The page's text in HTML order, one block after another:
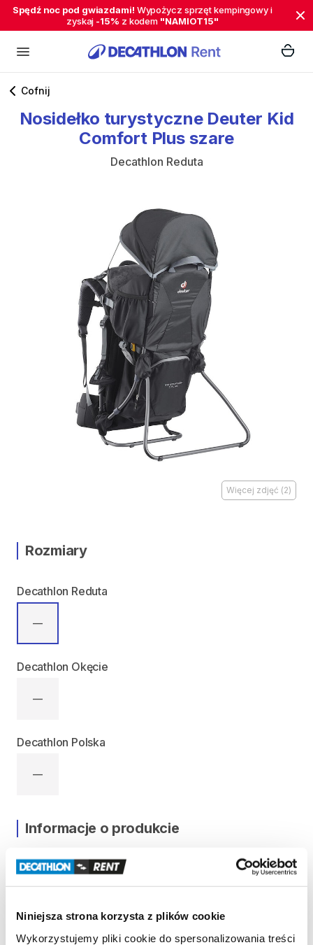
Niniejsza strona korzysta z plików cookie
Wykorzystujemy pliki cookie do spersonalizowania treści
Spędź noc pod gwiazdami! Wypożycz sprzęt kempingowy i
zyskaj -15% z kodem "NAMIOT15"
Cofnij
Nosidełko turystyczne Deuter Kid
Comfort Plus szare
Decathlon Reduta
Więcej zdjęć (2)
Rozmiary
Decathlon Reduta
—
Decathlon Okęcie
—
Decathlon Polska
—
Informacje o produkcie
dziecka na
wędrówki i zajęcia na
Osłona przed słońcem​,​ regulowane siedzisko​,​
Maksymalna
dziecka: